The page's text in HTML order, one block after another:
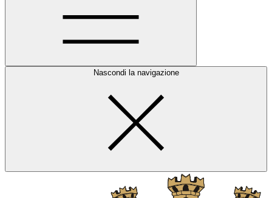
Nascondi la navigazione